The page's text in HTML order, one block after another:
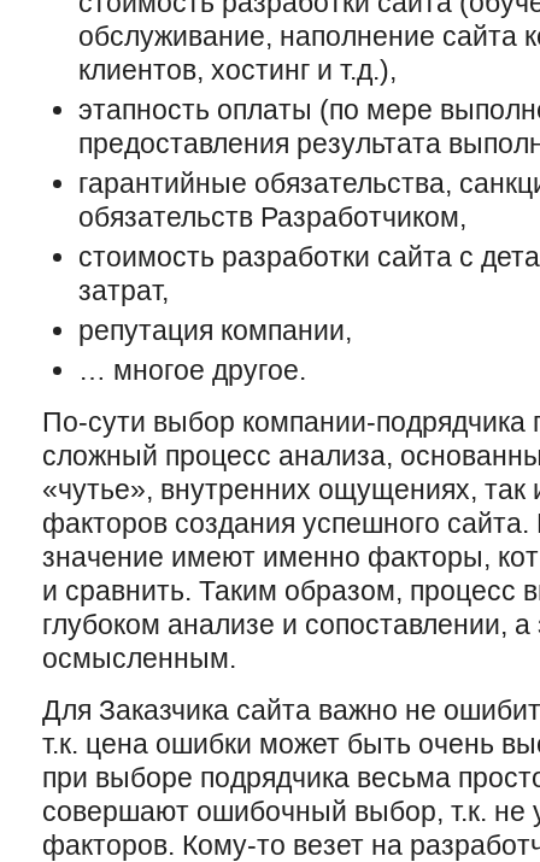
обслуживание, наполнение сайта
клиентов, хостинг и т.д.),
этапность оплаты (по мере
предоставления результата
гарантийные обязательства,
обязательств Разработчиком,
стоимость разработки сайта с
затрат,
репутация компании,
… многое другое.
По-сути выбор компании-подрядчика
сложный процесс анализа,
«чутье», внутренних ощущениях,
факторов создания успешного
значение имеют именно факторы,
и сравнить. Таким образом, процесс
глубоком анализе и сопоставлении, а
осмысленным.
Для Заказчика сайта важно не
т.к. цена ошибки может быть очень
при выборе подрядчика весьма
совершают ошибочный выбор, т.к. не
факторов. Кому-то везет на